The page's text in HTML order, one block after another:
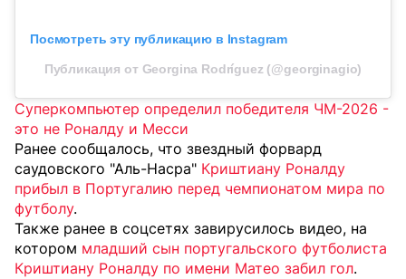
Посмотреть эту публикацию в Instagram
Публикация от Georgina Rodríguez (@georginagio)
Суперкомпьютер определил победителя ЧМ-2026 -
это не Роналду и Месси
Ранее сообщалось, что звездный форвард
саудовского "Аль-Насра" Криштиану Роналду
прибыл в Португалию перед чемпионатом мира по
футболу.
Также ранее в соцсетях завирусилось видео, на
котором младший сын португальского футболиста
Криштиану Роналду по имени Матео забил гол.